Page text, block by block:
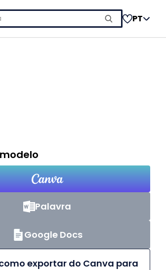
PT
Palavra
Google Docs
exportar do Canva para